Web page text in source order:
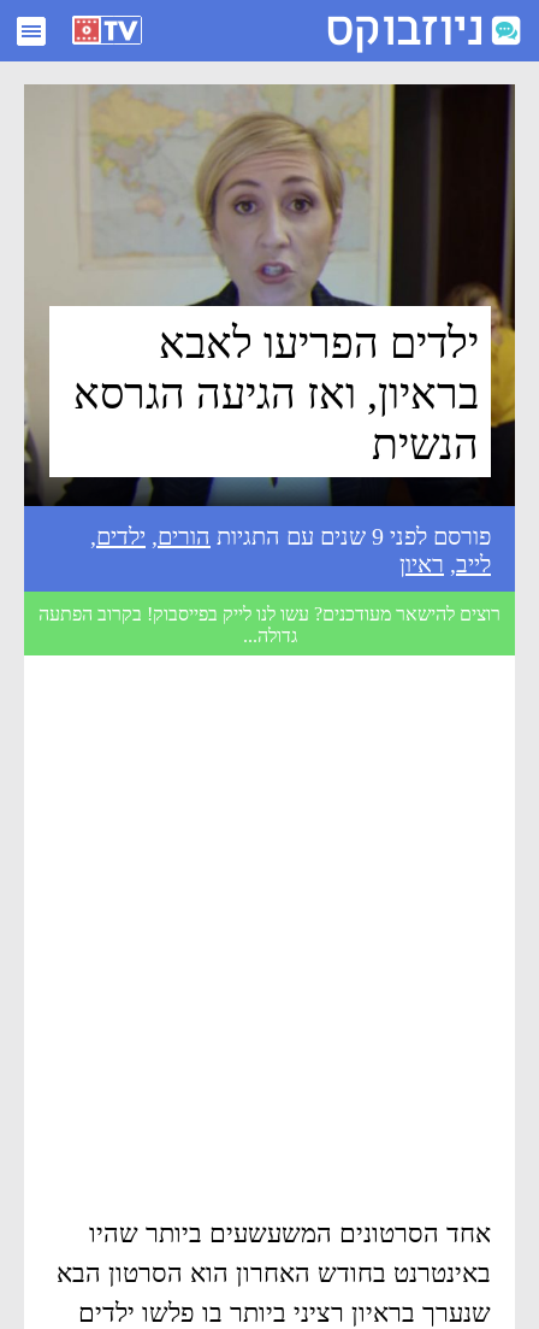
ילדים הפריעו לאבא בראיון, ואז הגיעה הגרסא הנשית - ניוזבוקס
ילדים הפריעו לאבא
בראיון, ואז הגיעה הגרסא
הנשית
פורסם לפני 9 שנים עם התגיות הורים, ילדים,
לייב, ראיון
רוצים להישאר מעודכנים? עשו לנו לייק בפייסבוק! בקרוב הפתעה
גדולה...
אחד הסרטונים המשעשעים ביותר שהיו
באינטרנט בחודש האחרון הוא הסרטון הבא
שנערך בראיון רציני ביותר בו פלשו ילדים